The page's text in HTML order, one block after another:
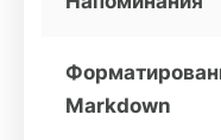
Markdown